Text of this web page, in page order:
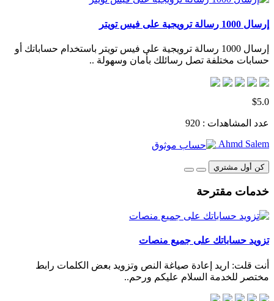
إرسال 1000 رسالة ترويجية على فيس تويتر
إرسال 1000 رسالة ترويجية على فيس تويتر باستخدام حساباتك أو
حسابات مختلفة تصل رسائلك بأمان وسهولة ..
$5.0
عدد المشاهدات : 920
Ahmd Salem
كن أول مشتري
خدمات مقترحة
تزويد حساباتك على جميع منصات
أنت قلت: اريد إعادة صياغة النص وتزويد بعض الكلمات رابط
مختصر للخدمة السلام عليكم ورحم..